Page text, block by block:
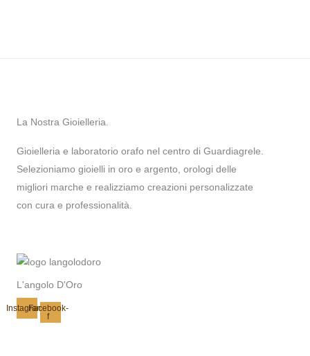
La Nostra Gioielleria.
Gioielleria e laboratorio orafo nel centro di Guardiagrele.
Selezioniamo gioielli in oro e argento, orologi delle
migliori marche e realizziamo creazioni personalizzate
con cura e professionalità.
L'angolo D'Oro
InstagramFacebook-
f